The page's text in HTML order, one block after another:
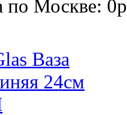
по Москве: